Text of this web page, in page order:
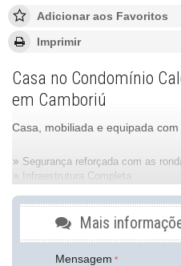
Adicionar aos Favoritos
Imprimir
Casa no Condomínio
em Camboriú
Casa, mobiliada e equipada
Segurança reforçada com as
Infraestrutura Completa
Club House
Área de lazer linear
Características do Imóvel
Aquecimento de Água
Mais
Mensagem